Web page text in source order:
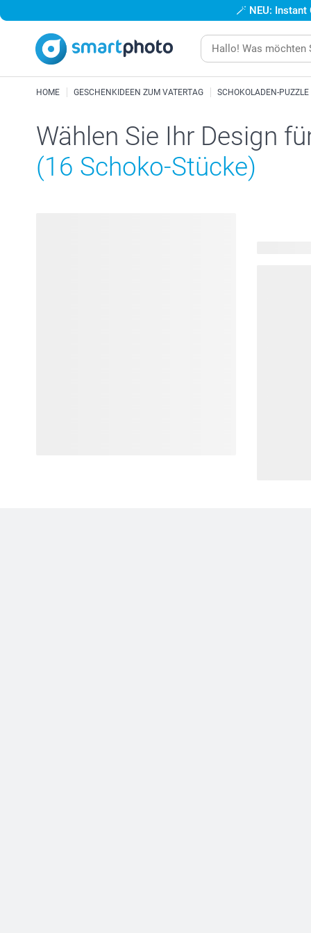
🪄 NEU:
HOME GESCHENKIDEEN ZUM VATERTAG SCHOKOLADEN-PUZZLE
Wählen Sie Ihr Design
(16 Schoko-Stücke)